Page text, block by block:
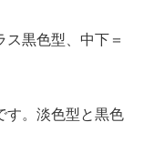
黒色型、中下＝
す。淡色型と黒色